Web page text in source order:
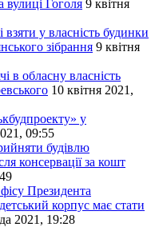
вулиці Гоголя 9 квітня
у власність будинки
зібрання 9 квітня
в обласну власність
10 квітня 2021,
у
09:55
будівлю
консервації за кошт
Президента
корпус має стати
2021, 19:28